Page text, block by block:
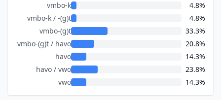
vmbo-k
4.8%
vmbo-k / -(g)t
4.8%
vmbo-(g)t
33.3%
vmbo-(g)t / havo
20.8%
havo
14.3%
havo / vwo
23.8%
vwo
14.3%